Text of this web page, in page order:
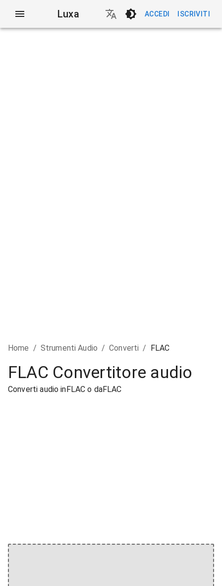
Luxa ACCEDI ISCRIVITI
Home / Strumenti Audio / Converti / FLAC
FLAC Convertitore audio
Converti audio inFLAC o daFLAC